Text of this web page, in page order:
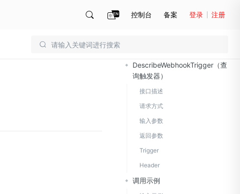
控制台 备案 登录 注册
DescribeWebhookTrigger（查
询触发器）
接口描述
请求方式
输入参数
返回参数
Trigger
Header
调用示例